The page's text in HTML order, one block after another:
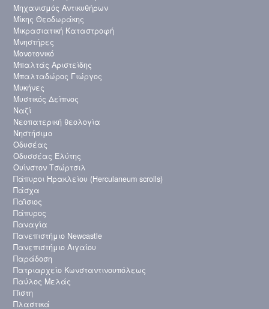
Μηχανισμός Αντικυθήρων
Μίκης Θεοδωράκης
Μικρασιατική Καταστροφή
Μνηστήρες
Μονοτονικό
Μπαλτάς Αριστείδης
Μπαλταδώρος Γιώργος
Μυκήνες
Μυστικός Δείπνος
Ναζί
Νεοπατερική θεολογία
Νηστήσιμο
Οδυσέας
Οδυσσέας Ελύτης
Ουίνστον Τσώρτσιλ
Πάπυροι Ηρακλείου (Herculaneum scrolls)
Πάσχα
Παΐσιος
Πάπυρος
Παναγία
Πανεπιστήμιο Newcastle
Πανεπιστήμιο Αιγαίου
Παράδοση
Πατριαρχείο Κωνσταντινουπόλεως
Παύλος Μελάς
Πίστη
Πλαστικά